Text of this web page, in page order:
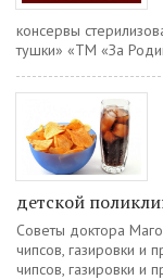
консервы
тушки» «ТМ «За
детской
Советы доктора
чипсов, газировки и
чипсов, газировки и